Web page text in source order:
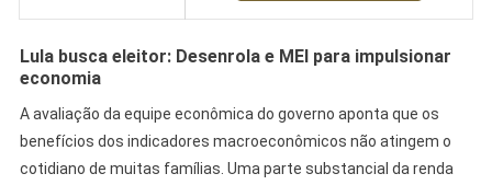
Lula busca eleitor: Desenrola e MEI para impulsionar
economia
A avaliação da equipe econômica do governo aponta que os
benefícios dos indicadores macroeconômicos não atingem o
cotidiano de muitas famílias. Uma parte substancial da renda